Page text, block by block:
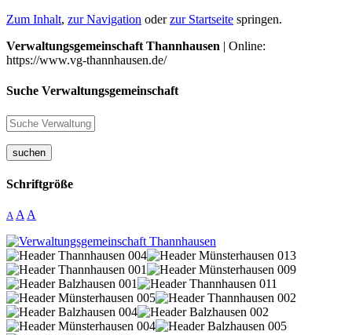
Zum Inhalt, zur Navigation oderzur Startseite springen.
Verwaltungsgemeinschaft Thannhausen | Online:
https://www.vg-thannhausen.de/
Suche Verwaltungsgemeinschaft
suchen
Schriftgröße
A A A